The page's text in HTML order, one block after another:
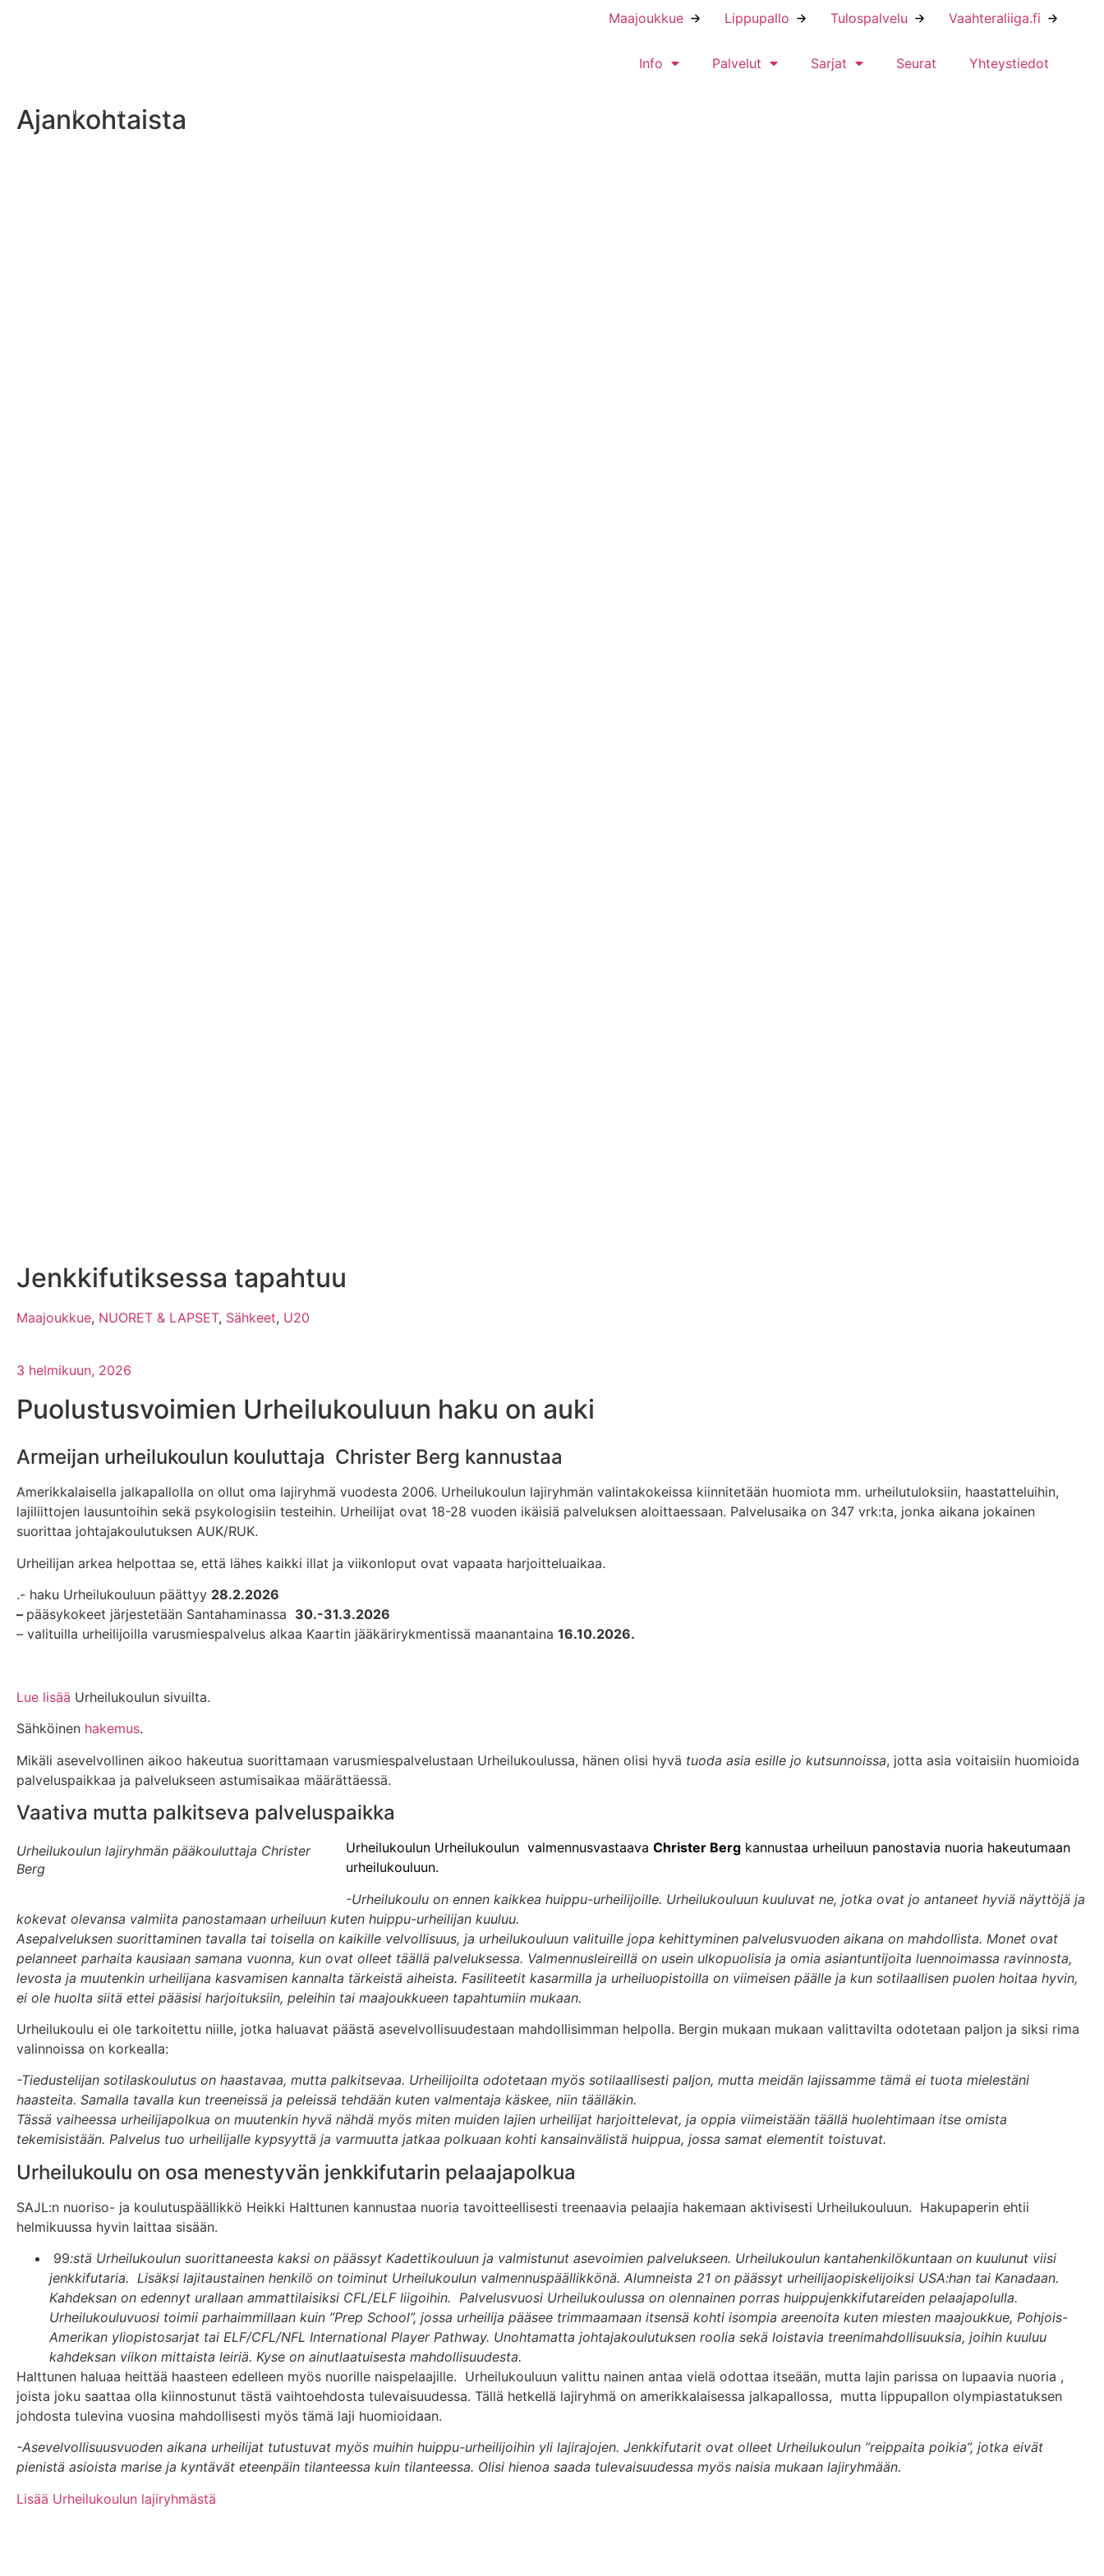
Maajoukkue Lippupallo Tulospalvelu Vaahteraliiga.fi
Info Palvelut Sarjat Seurat Yhteystiedot
Ajankohtaista
Puolustusvoimien Urheilukouluun haku on auki
Jenkkifutiksessa tapahtuu
Maajoukkue, NUORET & LAPSET, Sähkeet, U20
3 helmikuun, 2026
Puolustusvoimien Urheilukouluun haku on auki
Armeijan urheilukoulun kouluttaja Christer Berg kannustaa
Amerikkalaisella jalkapallolla on ollut oma lajiryhmä vuodesta 2006. Urheilukoulun lajiryhmän valintakokeissa kiinnitetään huomiota mm. urheilutuloksiin, haastatteluihin,
lajiliittojen lausuntoihin sekä psykologisiin testeihin. Urheilijat ovat 18-28 vuoden ikäisiä palveluksen aloittaessaan. Palvelusaika on 347 vrk:ta, jonka aikana jokainen
suorittaa johtajakoulutuksen AUK/RUK.
Urheilijan arkea helpottaa se, että lähes kaikki illat ja viikonloput ovat vapaata harjoitteluaikaa.
.- haku Urheilukouluun päättyy 28.2.2026
– pääsykokeet järjestetään Santahaminassa 30.-31.3.2026
– valituilla urheilijoilla varusmiespalvelus alkaa Kaartin jääkärirykmentissä maanantaina 16.10.2026.
Lue lisää Urheilukoulun sivuilta.
Sähköinen hakemus.
Mikäli asevelvollinen aikoo hakeutua suorittamaan varusmiespalvelustaan Urheilukoulussa, hänen olisi hyvä tuoda asia esille jo kutsunnoissa, jotta asia voitaisiin huomioida
palveluspaikkaa ja palvelukseen astumisaikaa määrättäessä.
Vaativa mutta palkitseva palveluspaikka
Urheilukoulun lajiryhmän pääkouluttaja Christer
Berg
Urheilukoulun Urheilukoulun valmennusvastaava Christer Berg kannustaa urheiluun panostavia nuoria hakeutumaan
urheilukouluun.
-Urheilukoulu on ennen kaikkea huippu-urheilijoille. Urheilukouluun kuuluvat ne, jotka ovat jo antaneet hyviä näyttöjä ja
kokevat olevansa valmiita panostamaan urheiluun kuten huippu-urheilijan kuuluu.
Asepalveluksen suorittaminen tavalla tai toisella on kaikille velvollisuus, ja urheilukouluun valituille jopa kehittyminen palvelusvuoden aikana on mahdollista. Monet ovat
pelanneet parhaita kausiaan samana vuonna, kun ovat olleet täällä palveluksessa. Valmennusleireillä on usein ulkopuolisia ja omia asiantuntijoita luennoimassa ravinnosta,
levosta ja muutenkin urheilijana kasvamisen kannalta tärkeistä aiheista. Fasiliteetit kasarmilla ja urheiluopistoilla on viimeisen päälle ja kun sotilaallisen puolen hoitaa hyvin,
ei ole huolta siitä ettei pääsisi harjoituksiin, peleihin tai maajoukkueen tapahtumiin mukaan.
Urheilukoulu ei ole tarkoitettu niille, jotka haluavat päästä asevelvollisuudestaan mahdollisimman helpolla. Bergin mukaan mukaan valittavilta odotetaan paljon ja siksi rima
valinnoissa on korkealla:
-Tiedustelijan sotilaskoulutus on haastavaa, mutta palkitsevaa. Urheilijoilta odotetaan myös sotilaallisesti paljon, mutta meidän lajissamme tämä ei tuota mielestäni
haasteita. Samalla tavalla kun treeneissä ja peleissä tehdään kuten valmentaja käskee, niin täälläkin.
Tässä vaiheessa urheilijapolkua on muutenkin hyvä nähdä myös miten muiden lajien urheilijat harjoittelevat, ja oppia viimeistään täällä huolehtimaan itse omista
tekemisistään. Palvelus tuo urheilijalle kypsyyttä ja varmuutta jatkaa polkuaan kohti kansainvälistä huippua, jossa samat elementit toistuvat.
Urheilukoulu on osa menestyvän jenkkifutarin pelaajapolkua
SAJL:n nuoriso- ja koulutuspäällikkö Heikki Halttunen kannustaa nuoria tavoitteellisesti treenaavia pelaajia hakemaan aktivisesti Urheilukouluun. Hakupaperin ehtii
helmikuussa hyvin laittaa sisään.
99:stä Urheilukoulun suorittaneesta kaksi on päässyt Kadettikouluun ja valmistunut asevoimien palvelukseen. Urheilukoulun kantahenkilökuntaan on kuulunut viisi
jenkkifutaria. Lisäksi lajitaustainen henkilö on toiminut Urheilukoulun valmennuspäällikkönä. Alumneista 21 on päässyt urheilijaopiskelijoiksi USA:han tai Kanadaan.
Kahdeksan on edennyt urallaan ammattilaisiksi CFL/ELF liigoihin. Palvelusvuosi Urheilukoulussa on olennainen porras huippujenkkifutareiden pelaajapolulla.
Urheilukouluvuosi toimii parhaimmillaan kuin ”Prep School”, jossa urheilija pääsee trimmaamaan itsensä kohti isompia areenoita kuten miesten maajoukkue, Pohjois-
Amerikan yliopistosarjat tai ELF/CFL/NFL International Player Pathway. Unohtamatta johtajakoulutuksen roolia sekä loistavia treenimahdollisuuksia, joihin kuuluu
kahdeksan viikon mittaista leiriä. Kyse on ainutlaatuisesta mahdollisuudesta.
Halttunen haluaa heittää haasteen edelleen myös nuorille naispelaajille. Urheilukouluun valittu nainen antaa vielä odottaa itseään, mutta lajin parissa on lupaavia nuoria ,
joista joku saattaa olla kiinnostunut tästä vaihtoehdosta tulevaisuudessa. Tällä hetkellä lajiryhmä on amerikkalaisessa jalkapallossa, mutta lippupallon olympiastatuksen
johdosta tulevina vuosina mahdollisesti myös tämä laji huomioidaan.
-Asevelvollisuusvuoden aikana urheilijat tutustuvat myös muihin huippu-urheilijoihin yli lajirajojen. Jenkkifutarit ovat olleet Urheilukoulun ”reippaita poikia”, jotka eivät
pienistä asioista marise ja kyntävät eteenpäin tilanteessa kuin tilanteessa. Olisi hienoa saada tulevaisuudessa myös naisia mukaan lajiryhmään.
Lisää Urheilukoulun lajiryhmästä